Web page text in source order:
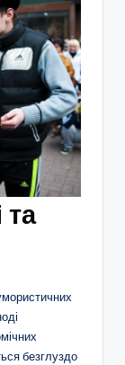
та
безглуздо